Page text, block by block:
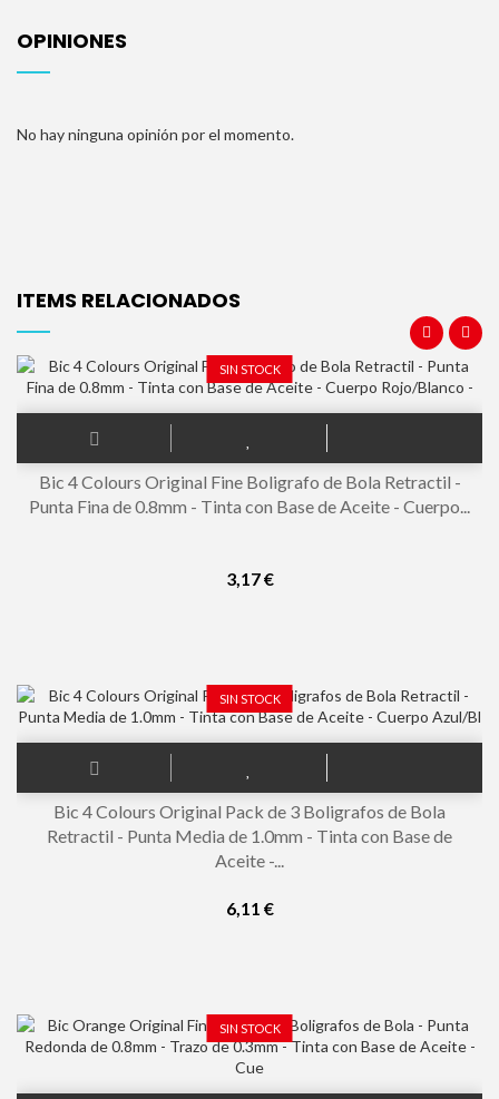
OPINIONES
No hay ninguna opinión por el momento.
ITEMS RELACIONADOS
SIN STOCK
Bic 4 Colours Original Fine Boligrafo de Bola Retractil -
Punta Fina de 0.8mm - Tinta con Base de Aceite - Cuerpo...
3,17 €
SIN STOCK
Bic 4 Colours Original Pack de 3 Boligrafos de Bola
Retractil - Punta Media de 1.0mm - Tinta con Base de
Aceite -...
6,11 €
SIN STOCK